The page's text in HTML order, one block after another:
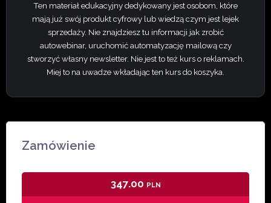
Ten materiał edukacyjny dedykowany jest osobom, które
mają już swój produkt cyfrowy lub wiedzą czym jest lejek
sprzedaży. Nie znajdziesz tu informacji jak zrobić
autowebinar, uruchomić automatyzację mailową czy
stworzyć własny newsletter. Nie jest to też kurs o reklamach.
Miej to na uwadze wkładając ten kurs do koszyka.
Zamówienie
347.00 PLN